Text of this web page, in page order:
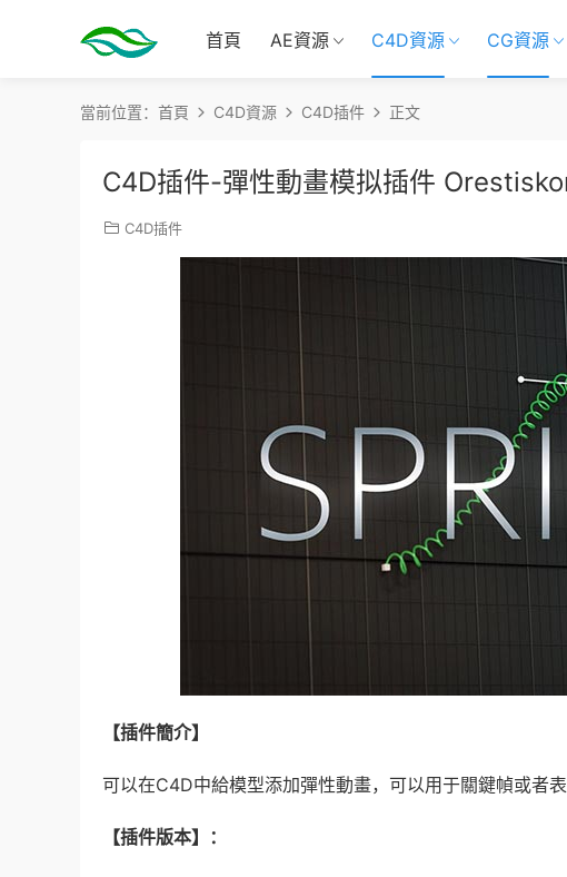
首頁 AE資源 C4D資源 CG資源
當前位置： 首頁 C4D資源 C4D插件 正文
C4D插件-彈性動畫模拟插件
C4D插件
【插件簡介】
可以在C4D中給模型添加彈性動畫，可以用于關鍵幀或者
【插件版本】：